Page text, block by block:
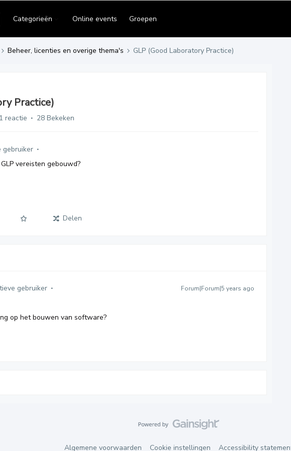
Categorieën Online events Groepen
Beheer, licenties en overige thema's GLP (Good Laboratory Practice)
Practice)
1 reactie 28 Bekeken
gebruiker
vereisten gebouwd?
Delen
gebruiker Forum|Forum|5 years ago
op het bouwen van software?
Algemene voorwaarden Cookie instellingen Accessibility